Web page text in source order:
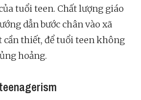
tuổi teen. Chất lượng giáo
dẫn bước chân vào xã
cần thiết, để tuổi teen không
hoảng.